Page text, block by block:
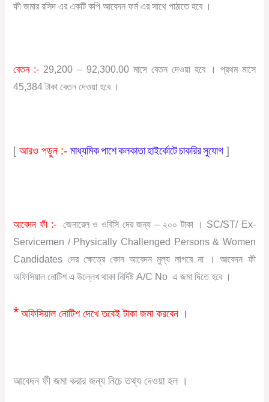
ফী জমার রসিদ এর একটি কপি আবেদন ফর্ম এর সাথে পাঠাতে হবে ।
বেতন :- 29,200 – 92,300.00 মাসে বেতন দেওয়া হবে । প্রথম মাসে
45,384 টাকা বেতন দেওয়া হবে ।
[আরও পড়ুন :-মাধ্যমিক পাশে কলকাতা হাইর্কোটে চাকরির সুযোগ ]
আবেদনফী :-
জেনারেল ও ওবিসি দের জন্য – ২০০ টাকা । SC/ST/ Ex-
Servicemen / Physically Challenged Persons & Women
Candidates দের ক্ষেত্রে কোন আবেদন মুল্য লাগবে না । আবেদন ফী
অফিসিয়াল নোটিশ এ উল্লেখ থাকা নির্দিষ্ট A/C No এ জমা দিতে হবে ।
* অফিসিয়াল নোটিশ দেখে তবেই টাকা জমা করবেন ।
আবেদন ফী জমা করার জন্য নিচে তথ্য দেওয়া হল ।